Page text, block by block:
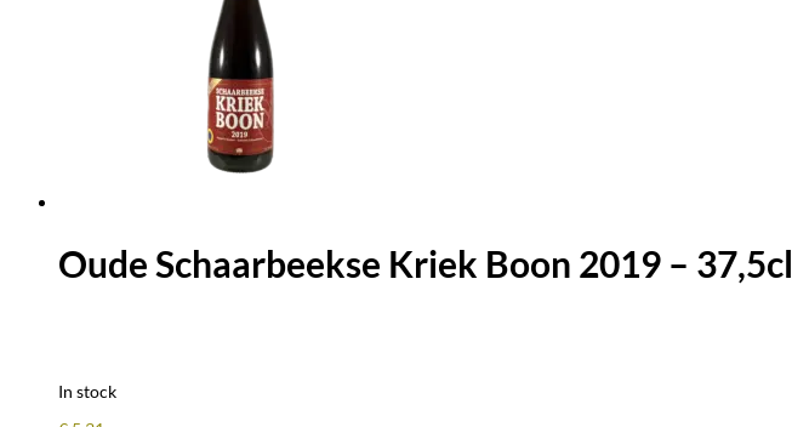
Oude Schaarbeekse Kriek Boon 2019 – 37,5cl
In stock